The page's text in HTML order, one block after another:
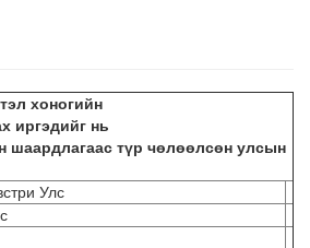
хоногийн
иргэдийг нь
шаардлагаас түр чөлөөлсөн улсын
Улс